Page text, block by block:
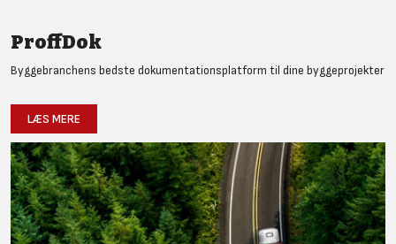
ProffDok
Byggebranchens bedste dokumentationsplatform til dine byggeprojekter
LÆS MERE